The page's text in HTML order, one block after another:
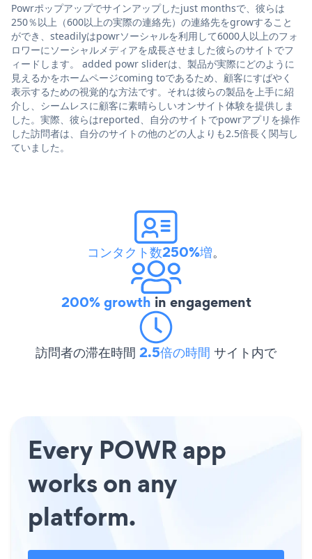
Powrポップアップでサインアップしたjust monthsで、彼らは
250％以上（600以上の実際の連絡先）の連絡先をgrowすること
ができ、steadilyはpowrソーシャルを利用して6000人以上のフォ
ロワーにソーシャルメディアを成長させました彼らのサイトでフ
ィードします。 added powr sliderは、製品が実際にどのように
見えるかをホームページcoming toであるため、顧客にすばやく
表示するための視覚的な方法です。それは彼らの製品を上手に紹
介し、シームレスに顧客に素晴らしいオンサイト体験を提供しま
した。実際、彼らはreported、自分のサイトでpowrアプリを操作
した訪問者は、自分のサイトの他のどの人よりも2.5倍長く関与し
ていました。
コンタクト数250%増。
200% growth in engagement
訪問者の滞在時間 2.5倍の時間 サイト内で
Every POWR app
works on any
platform.